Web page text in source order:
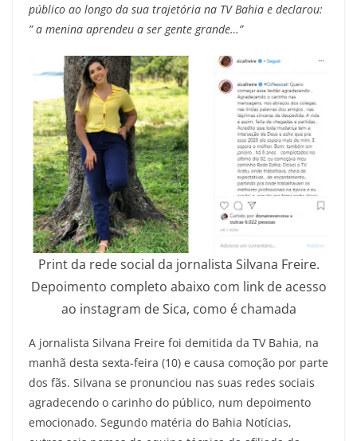
público ao longo da sua trajetória na TV Bahia e declarou:
” a menina aprendeu a ser gente grande…”
Print da rede social da jornalista Silvana Freire.
Depoimento completo abaixo com link de acesso
ao instagram de Sica, como é chamada
A jornalista Silvana Freire foi demitida da TV Bahia, na
manhã desta sexta-feira (10) e causa comoção por parte
dos fãs. Silvana se pronunciou nas suas redes sociais
agradecendo o carinho do público, num depoimento
emocionado. Segundo matéria do Bahia Notícias,